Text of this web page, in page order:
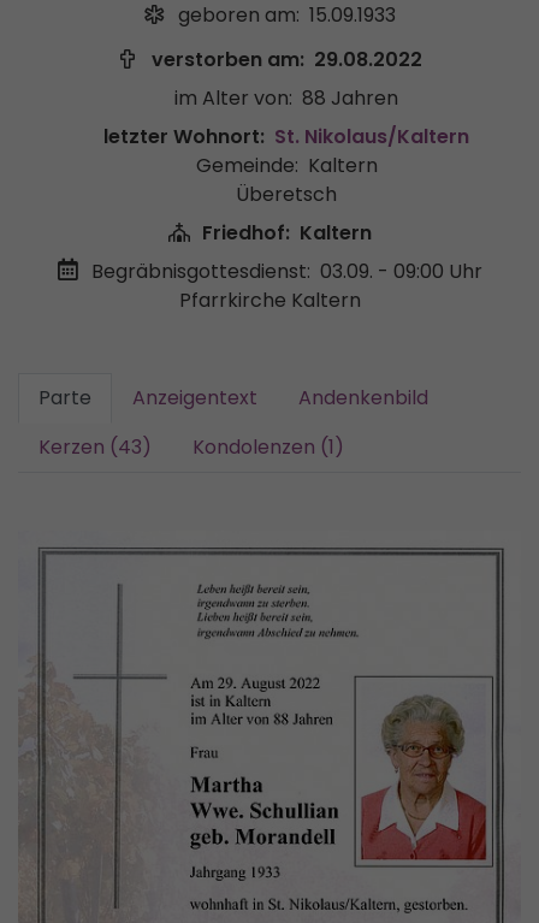
geboren am: 15.09.1933
verstorben am: 29.08.2022
im Alter von: 88 Jahren
letzter Wohnort: St. Nikolaus/Kaltern
Gemeinde: Kaltern
Überetsch
Friedhof: Kaltern
Begräbnisgottesdienst: 03.09. - 09:00 Uhr
Pfarrkirche Kaltern
Parte Anzeigentext
Andenkenbild
Kerzen (43)
Kondolenzen (1)